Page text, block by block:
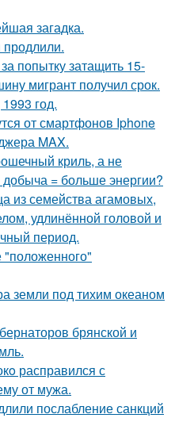
загадка.
попытку затащить 15-
мигрант получил срок.
год.
от смартфонов Iphone
MAX.
криль, а не
= больше энергии?
из семейства агамовых,
удлинённой головой и
период.
земли под тихим океаном
брянской и
расправился с
от мужа.
послабление санкций